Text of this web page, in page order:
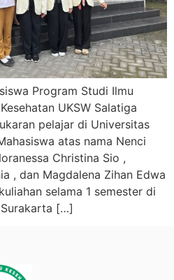
Program Studi Ilmu
UKSW Salatiga
pelajar di Universitas
atas nama Nenci
Christina Sio ,
, dan Magdalena Zihan Edwa
selama 1 semester di
[…]